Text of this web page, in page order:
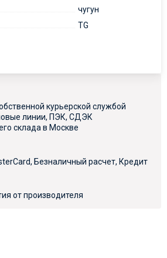
чугун
TG
курьерской службой
линии, ПЭК, СДЭК
склада в Москве
Безналичный расчет, Кредит
от производителя